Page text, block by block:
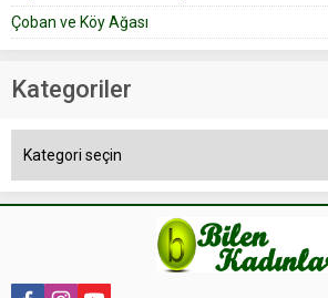
Çoban ve Köy Ağası
Kategoriler